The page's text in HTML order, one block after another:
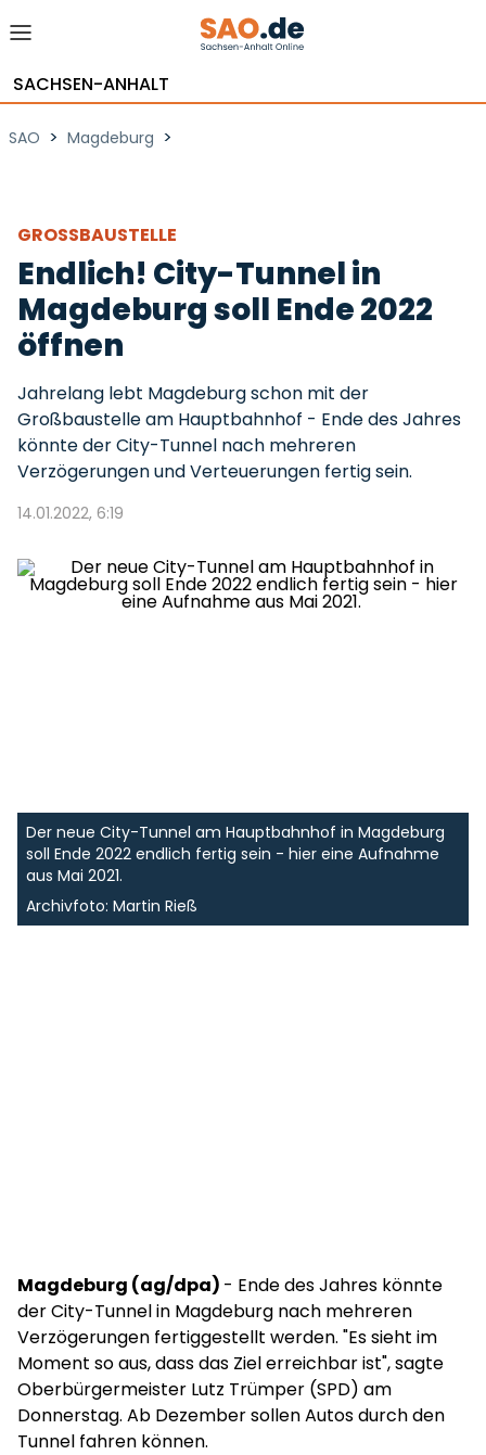
SACHSEN-ANHALT
SAO > Magdeburg >
GROSSBAUSTELLE
Endlich! City-Tunnel in
Magdeburg soll Ende 2022
öffnen
Jahrelang lebt Magdeburg schon mit der
Großbaustelle am Hauptbahnhof - Ende des Jahres
könnte der City-Tunnel nach mehreren
Verzögerungen und Verteuerungen fertig sein.
14.01.2022, 6:19
Der neue City-Tunnel am Hauptbahnhof in Magdeburg
soll Ende 2022 endlich fertig sein - hier eine Aufnahme
aus Mai 2021.
Archivfoto: Martin Rieß
Magdeburg (ag/dpa) - Ende des Jahres könnte
der City-Tunnel in Magdeburg nach mehreren
Verzögerungen fertiggestellt werden. "Es sieht im
Moment so aus, dass das Ziel erreichbar ist", sagte
Oberbürgermeister Lutz Trümper (SPD) am
Donnerstag. Ab Dezember sollen Autos durch den
Tunnel fahren können.